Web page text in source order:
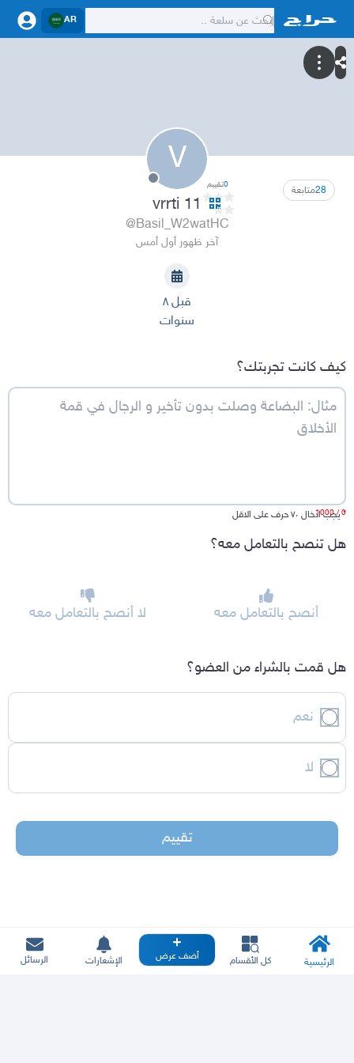
AR
V
28متابعة 0تقييم
vrrti 11
@Basil_W2watHC
آخر ظهور أول أمس
قبل ٨
سنوات
كيف كانت تجربتك؟
*يجب ادخال ٧٠ حرف على الاقل0
/ 1000
هل تنصح بالتعامل معه؟
أنصح بالتعامل معه لا أنصح بالتعامل معه
هل قمت بالشراء من العضو؟
نعم
لا
تقييم
الرئيسية كل الأقسام أضف عرض الإشعارات الرسائل